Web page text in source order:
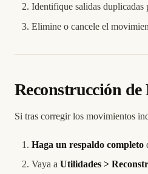
Identifique salidas duplicadas
Elimine o cancele el
Reconstrucción de
Si tras corregir los movimientos
Haga un respaldo completo
Vaya a Utilidades >